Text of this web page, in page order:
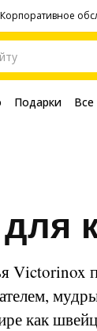
Корпоративное
Подарки Все
Victorinox
как